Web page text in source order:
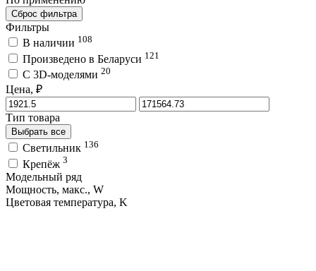
Сброс фильтра
Фильтры
В наличии 108
Произведено в Беларуси 121
C 3D-моделями 20
Цена, ₽
Тип товара
Выбрать все
Светильник 136
Крепёж 3
Модельный ряд
Мощность, макс., W
Цветовая температура, K